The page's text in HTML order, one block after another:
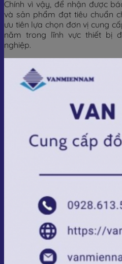
Chính vì vậy, để nhận được
và sản phẩm đạt tiêu chuẩn
ưu tiên lựa chọn đơn vị cung
năm trong lĩnh vực thiết bị
nghiệp.